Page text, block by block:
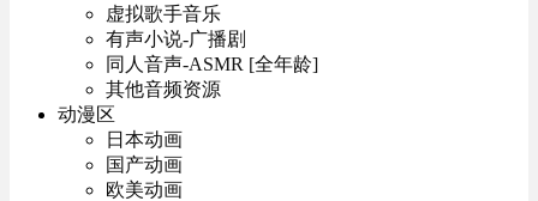
虚拟歌手音乐
有声小说-广播剧
同人音声-ASMR [全年龄]
其他音频资源
动漫区
日本动画
国产动画
欧美动画